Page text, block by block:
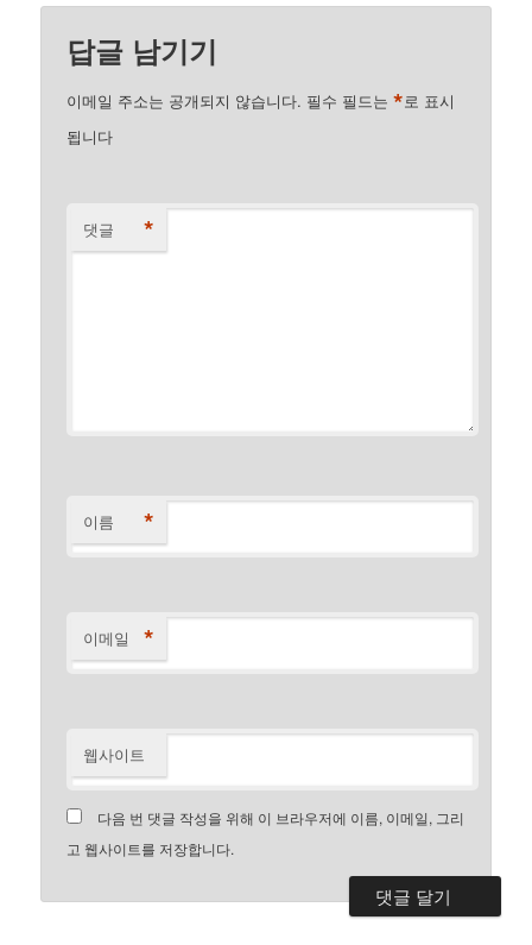
답글 남기기
이메일 주소는 공개되지 않습니다. 필수 필드는*로 표시
됩니다
댓글 *
이름 *
이메일 *
웹사이트
다음 번 댓글 작성을 위해 이 브라우저에 이름, 이메일, 그리
고 웹사이트를 저장합니다.